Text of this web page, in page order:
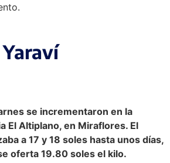
se incrementaron en la
El Altiplano, en Miraflores. El
a 17 y 18 soles hasta unos días,
oferta 19.80 soles el kilo.